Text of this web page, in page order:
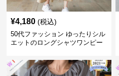
¥4,180 (税込)
50代ファッション ゆったりシル
エットのロングシャツワンピー